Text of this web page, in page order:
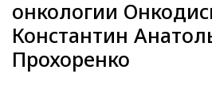
онкологии
Константин
Прохоренко